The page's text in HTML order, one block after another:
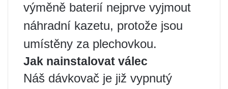
výměně baterií nejprve vyjmout
náhradní kazetu, protože jsou
umístěny za plechovkou.
Jak nainstalovat válec
Náš dávkovač je již vypnutý